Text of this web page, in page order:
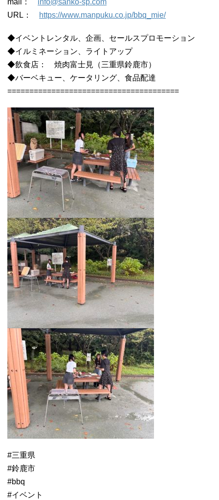
mail： info@sanko-sp.com
URL：
https://www.manpuku.co.jp/bbq_mie/
◆イベントレンタル、企画、セールスプロモーション
◆イルミネーション、ライトアップ
◆飲食店： 焼肉富士見（三重県鈴鹿市）
◆バーベキュー、ケータリング、食品配達
=======================================
#三重県
#鈴鹿市
#bbq
#イベント